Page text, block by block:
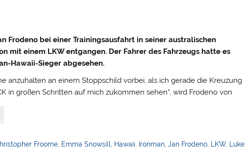
Frodeno bei einer Trainingsausfahrt in seiner australischen
mit einem LKW entgangen. Der Fahrer des Fahrzeugs hatte es
Hawaii-Sieger abgesehen.
anzuhalten an einem Stoppschild vorbei, als ich gerade die Kreuzung
in großen Schritten auf mich zukommen sehen“, wird Frodeno von
Froome, Emma Snowsill, Hawaii, Ironman, Jan Frodeno, LKW, Luke